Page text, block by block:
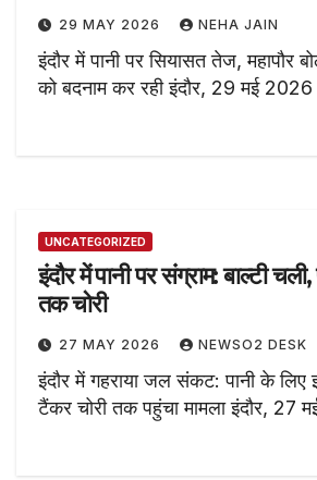
29 MAY 2026 NEHA JAIN
इंदौर में पानी पर सियासत तेज, महापौर
को बदनाम कर रही इंदौर, 29 मई
UNCATEGORIZED
इंदौर में पानी पर संग्राम: बाल्टी
तक चोरी
27 MAY 2026 NEWSO2 DESK
इंदौर में गहराया जल संकट: पानी के
टैंकर चोरी तक पहुंचा मामला इंदौर, 27